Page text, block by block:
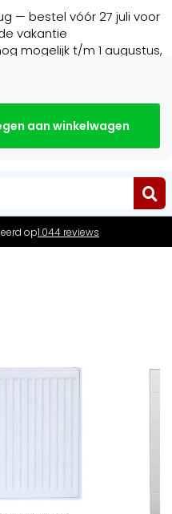
— bestel vóór 27 juli voor
vakantie
mogelijk t/m 1 augustus,
op1.044 reviews
aan winkelwagen